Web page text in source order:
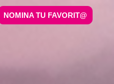
NOMINA TU FAVORIT@